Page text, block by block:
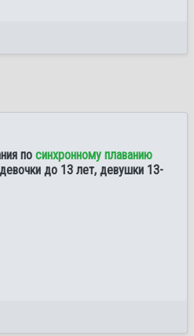
по синхронному плаванию
до 13 лет, девушки 13-